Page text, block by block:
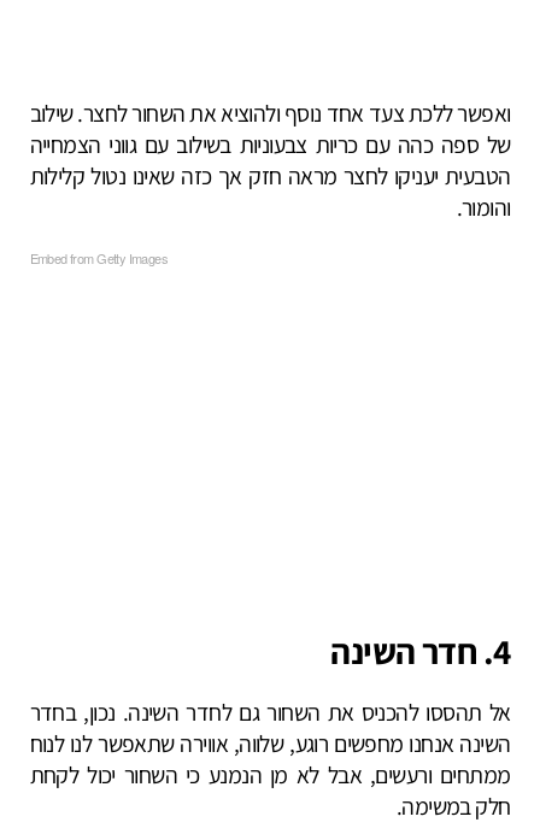
ואפשר ללכת צעד אחד נוסף ולהוציא את השחור לחצר. שילוב
של ספה כהה עם כריות צבעוניות בשילוב עם גווני הצמחייה
הטבעית יעניקו לחצר מראה חזק אך כזה שאינו נטול קלילות
והומור.
Embed from Getty Images
4. חדר השינה
אל תהססו להכניס את השחור גם לחדר השינה. נכון, בחדר
השינה אנחנו מחפשים רוגע, שלווה, אווירה שתאפשר לנו לנוח
ממתחים ורעשים, אבל לא מן הנמנע כי השחור יכול לקחת
חלק במשימה.